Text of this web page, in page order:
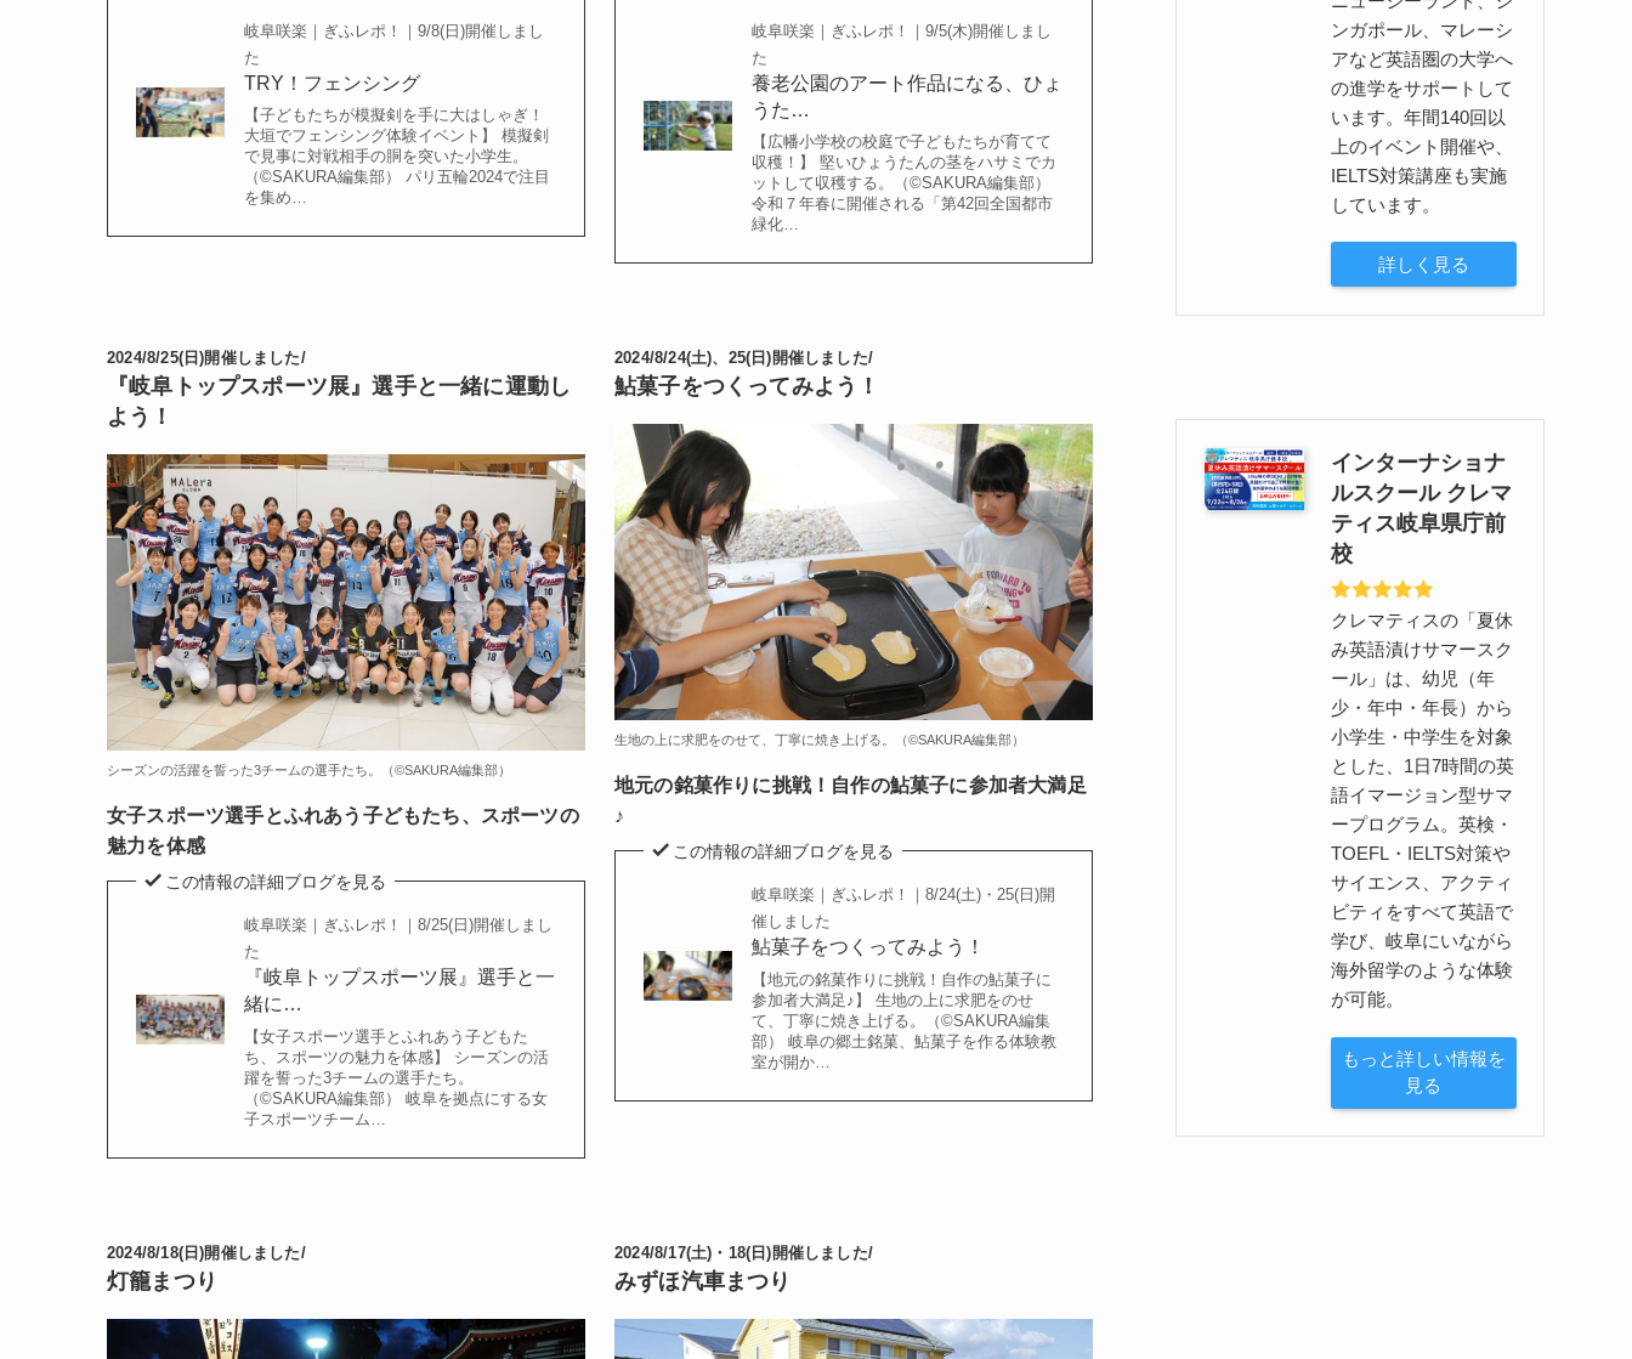
岐阜咲楽｜ぎふレポ！｜9/8(日)開催しまし
た
TRY！フェンシング
【子どもたちが模擬剣を手に大はしゃぎ！
大垣でフェンシング体験イベント】 模擬剣
で見事に対戦相手の胴を突いた小学生。
（©️SAKURA編集部） パリ五輪2024で注目
を集め…
岐阜咲楽｜ぎふレポ！｜9/5(木)開催しまし
た
養老公園のアート作品になる、ひょ
うた…
【広幡小学校の校庭で子どもたちが育てて
収穫！】 堅いひょうたんの茎をハサミでカ
ットして収穫する。（©️SAKURA編集部）
令和７年春に開催される「第42回全国都市
緑化…
2024/8/25(日)開催しました/
『岐阜トップスポーツ展』選手と一緒に運動し
よう！
シーズンの活躍を誓った3チームの選手たち。（©️SAKURA編集部）
女子スポーツ選手とふれあう子どもたち、スポーツの
魅力を体感
この情報の詳細ブログを見る
岐阜咲楽｜ぎふレポ！｜8/25(日)開催しまし
た
『岐阜トップスポーツ展』選手と一
緒に…
【女子スポーツ選手とふれあう子どもた
ち、スポーツの魅力を体感】 シーズンの活
躍を誓った3チームの選手たち。
（©️SAKURA編集部） 岐阜を拠点にする女
子スポーツチーム…
2024/8/24(土)、25(日)開催しました/
鮎菓子をつくってみよう！
生地の上に求肥をのせて、丁寧に焼き上げる。（©️SAKURA編集部）
地元の銘菓作りに挑戦！自作の鮎菓子に参加者大満足
♪
この情報の詳細ブログを見る
岐阜咲楽｜ぎふレポ！｜8/24(土)・25(日)開
催しました
鮎菓子をつくってみよう！
【地元の銘菓作りに挑戦！自作の鮎菓子に
参加者大満足♪】 生地の上に求肥をのせ
て、丁寧に焼き上げる。（©️SAKURA編集
部） 岐阜の郷土銘菓、鮎菓子を作る体験教
室が開か…
2024/8/18(日)開催しました/
灯籠まつり
2024/8/17(土)・18(日)開催しました/
みずほ汽車まつり
ンガポール、マレーシ
アなど英語圏の大学へ
の進学をサポートして
います。年間140回以
上のイベント開催や、
IELTS対策講座も実施
しています。
詳しく見る
インターナショナ
ルスクール クレマ
ティス岐阜県庁前
校
クレマティスの「夏休
み英語漬けサマースク
ール」は、幼児（年
少・年中・年長）から
小学生・中学生を対象
とした、1日7時間の英
語イマージョン型サマ
ープログラム。英検・
TOEFL・IELTS対策や
サイエンス、アクティ
ビティをすべて英語で
学び、岐阜にいながら
海外留学のような体験
が可能。
もっと詳しい情報を
見る